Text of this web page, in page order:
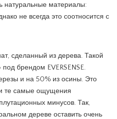
натуральные материалы:
не всегда это соотносится с
сделанный из дерева. Такой
брендом EVERSENSE.
и на 50% из осины. Это
и те самые ощущения
минусов. Так,
дереве оставить очень